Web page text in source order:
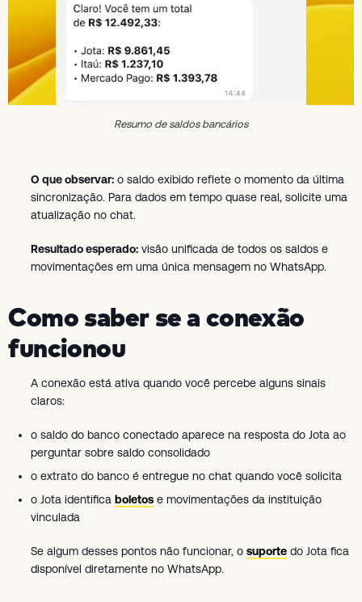
Resumo de saldos bancários
O que observar: o saldo exibido reflete o momento da última
sincronização. Para dados em tempo quase real, solicite uma
atualização no chat.
Resultado esperado: visão unificada de todos os saldos e
movimentações em uma única mensagem no WhatsApp.
Como saber se a conexão
funcionou
A conexão está ativa quando você percebe alguns sinais
claros:
o saldo do banco conectado aparece na resposta do Jota ao
perguntar sobre saldo consolidado
o extrato do banco é entregue no chat quando você solicita
o Jota identifica boletos e movimentações da instituição
vinculada
Se algum desses pontos não funcionar, o suporte do Jota fica
disponível diretamente no WhatsApp.